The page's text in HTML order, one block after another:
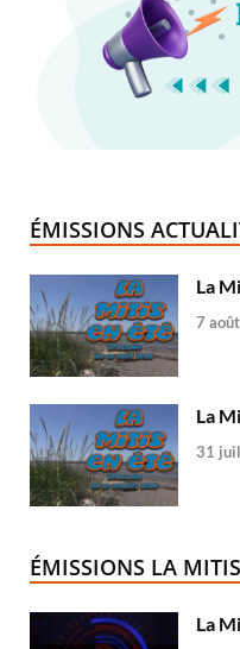
ÉMISSIONS
La
7
La
31
ÉMISSIONS LA
La